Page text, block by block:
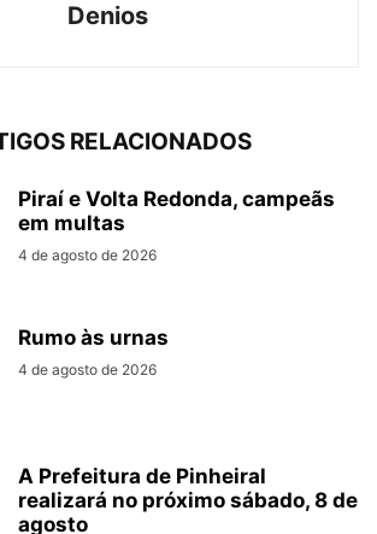
Denios
RELACIONADOS
Piraí e Volta Redonda, campeãs
em multas
4 de agosto de 2026
Rumo às urnas
4 de agosto de 2026
A Prefeitura de Pinheiral
realizará no próximo sábado, 8 de
agosto